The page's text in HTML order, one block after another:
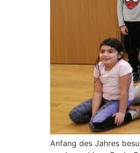
Anfang des Jahres